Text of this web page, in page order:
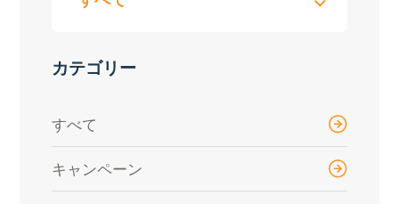
カテゴリー
すべて
キャンペーン